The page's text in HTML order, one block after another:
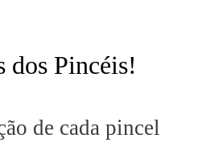
dos Pincéis!
de cada pincel